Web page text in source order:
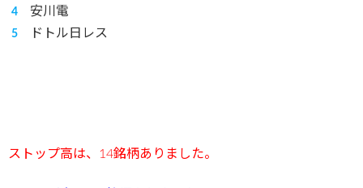
安川電
ドトル日レス
ストップ高は、14銘柄ありました。